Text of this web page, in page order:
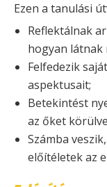
Ezen a tanulási
Reflektálnak
hogyan látnak
Felfedezik
aspektusait;
Betekintést
az őket
Számba
előítéletek az